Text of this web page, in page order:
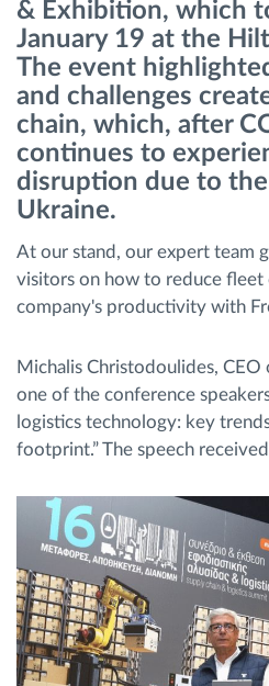
Διαχείριση καυσίμου
Σχεδιασμός και
Αυτόματη αναγνώριση
Ανακαλύψτε όλα τα
Πώς να λύσουμε τις ανάγκες
Υπολογιστής εξοικονόμησης
& Exhibition, which
January 19 at the
The event
and challenges
chain, which, after
continues to
disruption due to
Ukraine.
At our stand, our expert team
visitors on how to reduce fleet
company's productivity with
Michalis Christodoulides,
one of the conference
logistics technology: key
footprint.” The speech